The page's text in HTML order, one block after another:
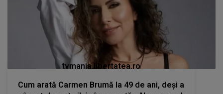
mâncat desert zilnic în vacanță: «Nu e noroc!»
[FOTO]